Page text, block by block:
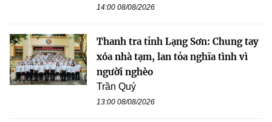
14:00 08/08/2026
Thanh tra tỉnh Lạng Sơn: Chung tay
xóa nhà tạm, lan tỏa nghĩa tình vì
người nghèo
Trần Quý
13:00 08/08/2026